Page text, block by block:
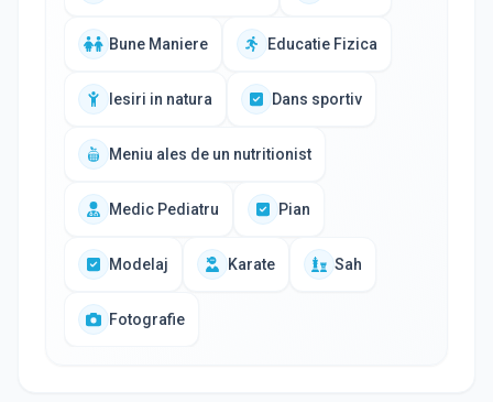
Bune Maniere Educatie Fizica
Iesiri in natura Dans sportiv
Meniu ales de un nutritionist
Medic Pediatru Pian
Modelaj Karate Sah
Fotografie